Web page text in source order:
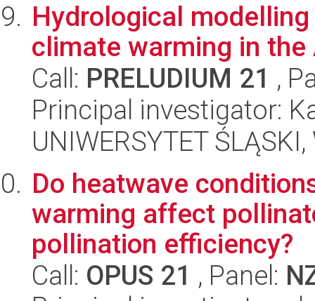
Hydrological
climate warming in
Call: PRELUDIUM 21 ,
Principal investigator:
UNIWERSYTET
Do heatwave
warming affect
pollination efficiency?
Call: OPUS 21 , Panel: